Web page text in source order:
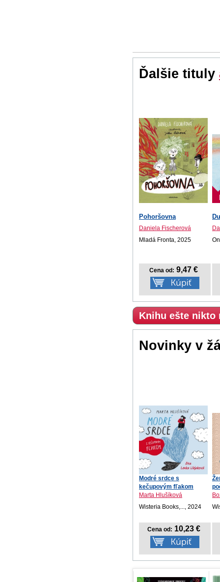
Ďalšie tituly
Pohoršovna
Daniela Fischerová
Mladá Fronta, 2025
Cena od: 9,47 €
Knihu ešte nikto
Novinky v
Modré srdce s
kečupovým fľakom
Marta Hlušíková
Wisteria Books,..., 2024
Cena od: 10,23 €